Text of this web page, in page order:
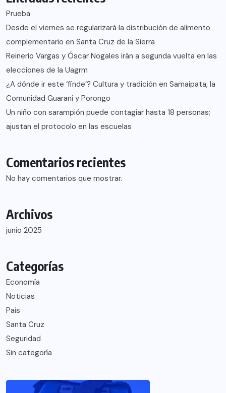
Prueba
Desde el viernes se regularizará la distribución de alimento
complementario en Santa Cruz de la Sierra
Reinerio Vargas y Óscar Nogales irán a segunda vuelta en las
elecciones de la Uagrm
¿A dónde ir este ‘finde’? Cultura y tradición en Samaipata, la
Comunidad Guaraní y Porongo
Un niño con sarampión puede contagiar hasta 18 personas;
ajustan el protocolo en las escuelas
Comentarios recientes
No hay comentarios que mostrar.
Archivos
junio 2025
Categorías
Economía
Noticias
Pais
Santa Cruz
Seguridad
Sin categoría